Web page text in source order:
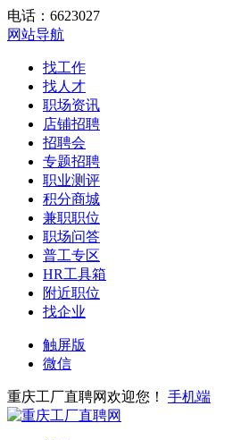
电话：6623027
网站导航
找工作
找人才
职场资讯
店铺招聘
招聘会
专题招聘
职业测评
积分商城
兼职职位
职场问答
普工专区
HR工具箱
附近职位
找企业
触屏版
微信
重庆工厂直聘网欢迎您！ 手机端